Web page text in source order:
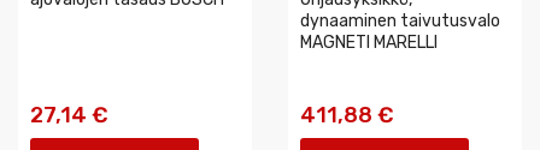
27,14 €
dynaaminen taivutusvalo
MAGNETI MARELLI
411,88 €